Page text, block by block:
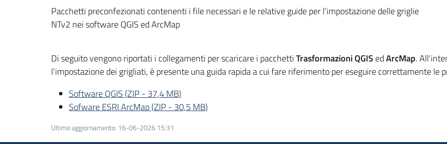
Pacchetti preconfezionati contenenti i file necessari e le relative guide per l'impostazione delle griglie
NTv2 nei software QGIS ed ArcMap
Di seguito vengono riportati i collegamenti per scaricare i pacchettiTrasformazioni QGIS edArcMap.
l'impostazione dei grigliati, è presente una guida rapida a cui fare riferimento per eseguire correttamente le
Software QGIS (ZIP - 37,4 MB)
Sofware ESRI ArcMap(ZIP - 30,5 MB)
Ultimo aggiornamento: 16-06-2026 15:31